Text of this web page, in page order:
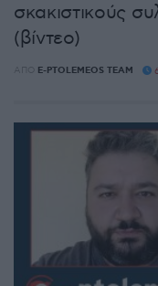
σκακιστικούς
(βίντεο)
ΑΠΌ E-PTOLEMEOS TEAM